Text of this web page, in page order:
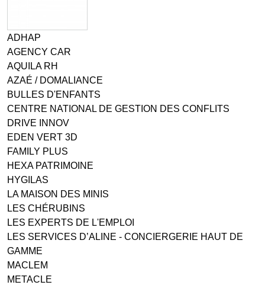
ADHAP
AGENCY CAR
AQUILA RH
AZAÉ / DOMALIANCE
BULLES D'ENFANTS
CENTRE NATIONAL DE GESTION DES CONFLITS
DRIVE INNOV
EDEN VERT 3D
FAMILY PLUS
HEXA PATRIMOINE
HYGILAS
LA MAISON DES MINIS
LES CHÉRUBINS
LES EXPERTS DE L'EMPLOI
LES SERVICES D’ALINE - CONCIERGERIE HAUT DE
GAMME
MACLEM
METACLE